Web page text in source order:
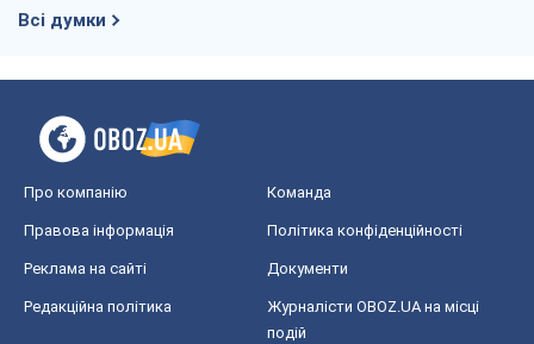
Всі думки
Про компанію Команда
Правова інформація Політика конфіденційності
Реклама на сайті Документи
Редакційна політика
Журналісти OBOZ.UA на місці
подій